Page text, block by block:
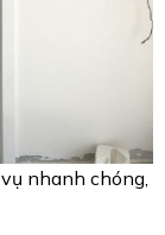
nhanh chóng,